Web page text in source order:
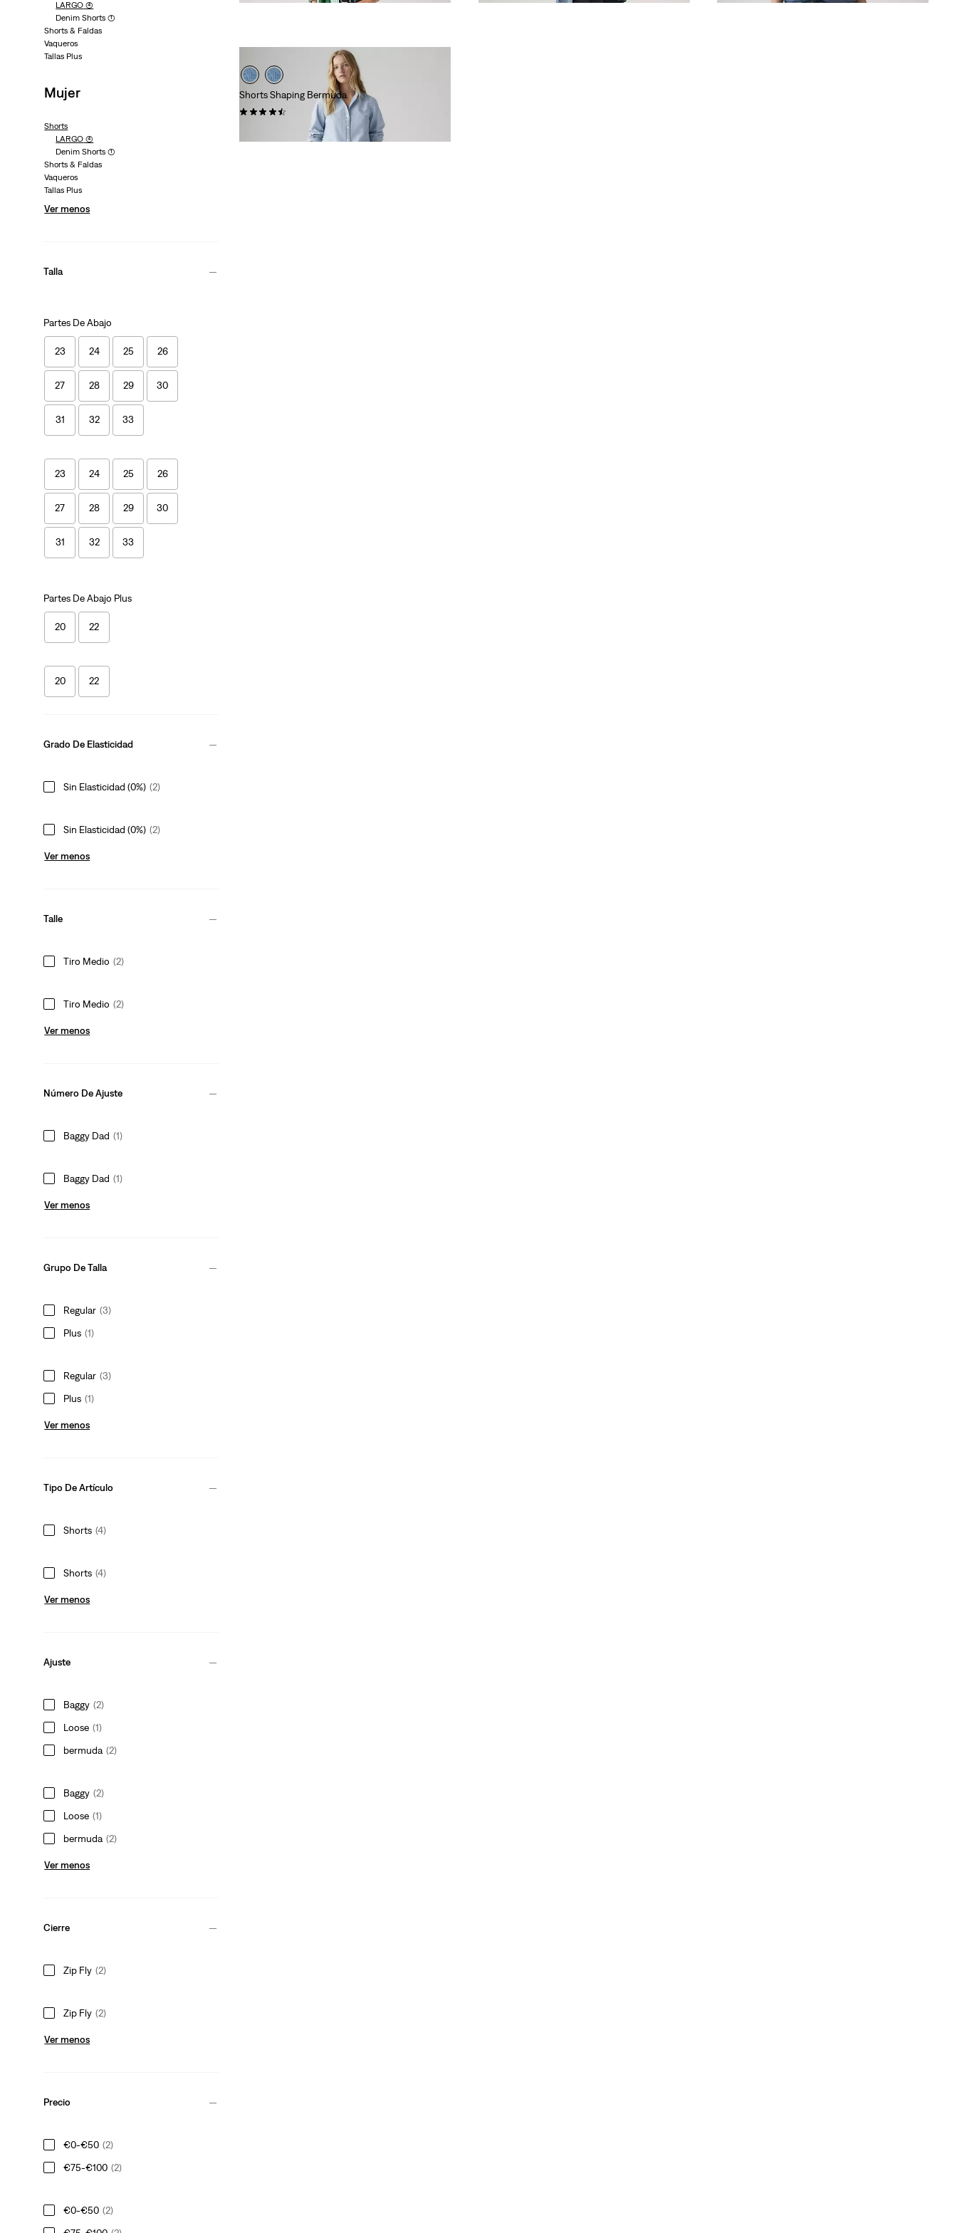
LARGO (4)
Denim Shorts (1)
Shorts & Faldas
Vaqueros
Tallas Plus
Mujer
Shorts
LARGO (4)
Denim Shorts (1)
Shorts & Faldas
Vaqueros
Tallas Plus
Ver menos
Talla
Partes De Abajo
23 24 25 26
27 28 29 30
31 32 33
23 24 25 26
27 28 29 30
31 32 33
Partes De Abajo Plus
20 22
20 22
Grado De Elasticidad
Sin Elasticidad (0%) (2)
Sin Elasticidad (0%) (2)
Ver menos
Talle
Tiro Medio (2)
Tiro Medio (2)
Ver menos
Número De Ajuste
Baggy Dad (1)
Baggy Dad (1)
Ver menos
Grupo De Talla
Regular (3)
Plus (1)
Regular (3)
Plus (1)
Ver menos
Tipo De Artículo
Shorts (4)
Shorts (4)
Ver menos
Ajuste
Baggy (2)
Loose (1)
bermuda (2)
Baggy (2)
Loose (1)
bermuda (2)
Ver menos
Cierre
Zip Fly (2)
Zip Fly (2)
Ver menos
Precio
€0-€50 (2)
€75-€100 (2)
€0-€50 (2)
Shorts Shaping Bermuda
Price
Original
Price
59,00 €